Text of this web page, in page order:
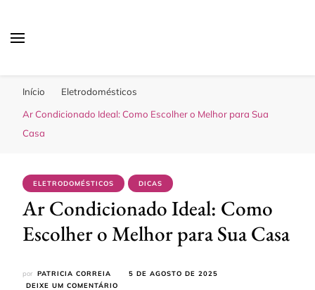
Início
Eletrodomésticos
Ar Condicionado Ideal: Como Escolher o Melhor para Sua
Casa
ELETRODOMÉSTICOS DICAS
Ar Condicionado Ideal: Como
Escolher o Melhor para Sua Casa
por PATRICIA CORREIA
5 DE AGOSTO DE 2025
DEIXE UM COMENTÁRIO